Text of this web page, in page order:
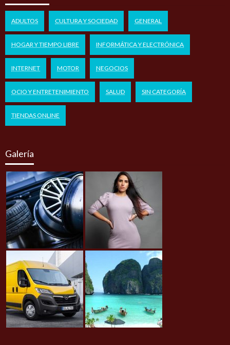
ADULTOS CULTURA Y SOCIEDAD GENERAL
HOGAR Y TIEMPO LIBRE INFORMÁTICA Y ELECTRÓNICA
INTERNET MOTOR NEGOCIOS
OCIO Y ENTRETENIMIENTO SALUD SIN CATEGORÍA
TIENDAS ONLINE
Galería